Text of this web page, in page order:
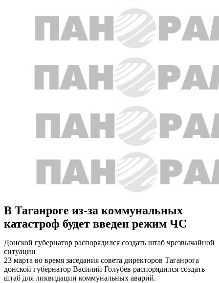
В Таганроге из-за коммунальных
катастроф будет введен режим ЧС
Донской губернатор распорядился создать штаб чрезвычайной
ситуации
23 марта во время заседания совета директоров Таганрога
донской губернатор Василий Голубев распорядился создать
штаб для ликвидации коммунальных аварий.